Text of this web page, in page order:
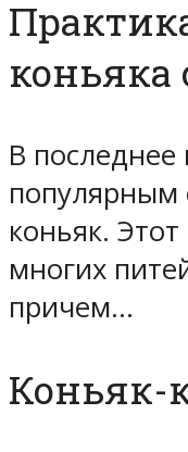
коньяка
В последнее
популярным
коньяк.
многих
причем…
Коньяк-